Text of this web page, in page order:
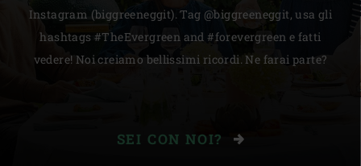
Instagram (biggreeneggit). Tag @biggreeneggit, usa gli
hashtags #TheEvergreen and #forevergreen e fatti
vedere! Noi creiamo bellissimi ricordi. Ne farai parte?
SEI CON NOI?